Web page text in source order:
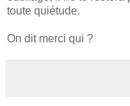
toute quiétude.
On dit merci qui ?